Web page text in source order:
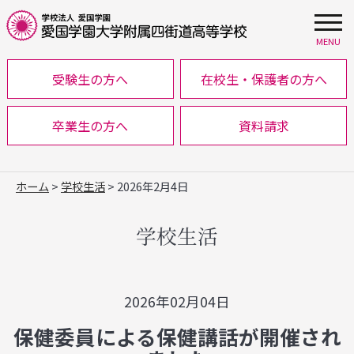
MENU
受験生の方へ 在校生・保護者の方へ
卒業生の方へ 資料請求
ホーム > 学校生活> 2026年2月4日
学校生活
2026年02月04日
保健委員による保健講話が開催され